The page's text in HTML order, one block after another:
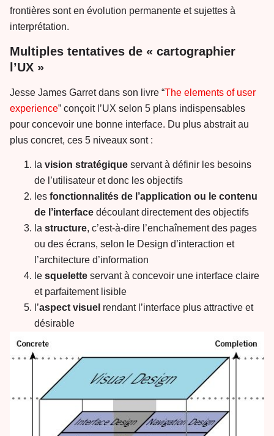
frontières sont en évolution permanente et sujettes à
interprétation.
Multiples tentatives de « cartographier
l’UX »
Jesse James Garret dans son livre “The elements of user
experience” conçoit l’UX selon 5 plans indispensables
pour concevoir une bonne interface. Du plus abstrait au
plus concret, ces 5 niveaux sont :
la vision stratégique servant à définir les besoins
de l’utilisateur et donc les objectifs
les fonctionnalités de l’application ou le contenu
de l’interface découlant directement des objectifs
la structure, c’est-à-dire l’enchaînement des pages
ou des écrans, selon le Design d’interaction et
l’architecture d’information
le squelette servant à concevoir une interface claire
et parfaitement lisible
l’aspect visuel rendant l’interface plus attractive et
désirable